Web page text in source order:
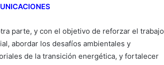
parte, y con el objetivo de reforzar el trabajo
abordar los desafíos ambientales y
de la transición energética, y fortalecer